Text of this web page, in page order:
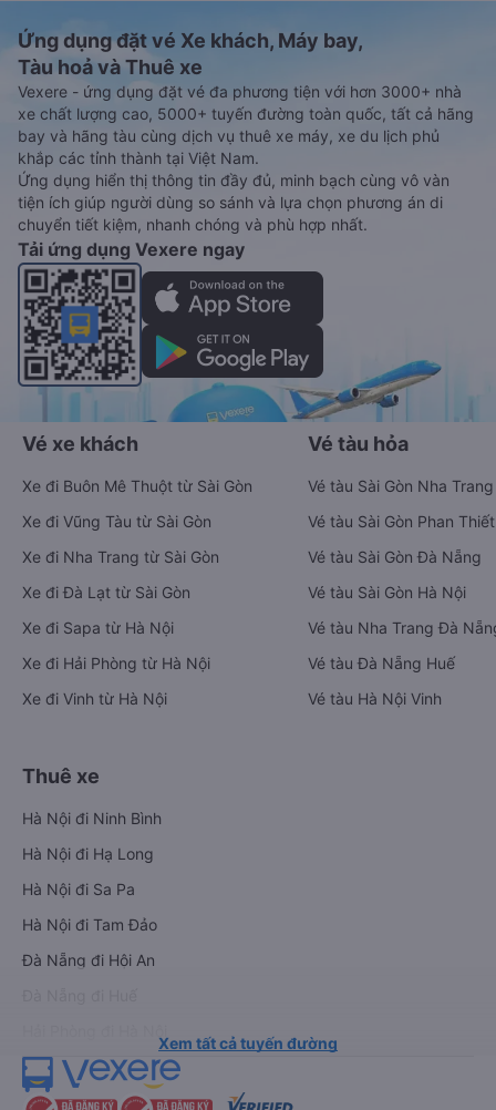
Ứng dụng đặt vé Xe khách, Máy bay,
Tàu hoả và Thuê xe
Vexere - ứng dụng đặt vé đa phương tiện với hơn 3000+ nhà
xe chất lượng cao, 5000+ tuyến đường toàn quốc, tất cả hãng
bay và hãng tàu cùng dịch vụ thuê xe máy, xe du lịch phủ
khắp các tỉnh thành tại Việt Nam.
Ứng dụng hiển thị thông tin đầy đủ, minh bạch cùng vô vàn
tiện ích giúp người dùng so sánh và lựa chọn phương án di
chuyển tiết kiệm, nhanh chóng và phù hợp nhất.
Tải ứng dụng Vexere ngay
Vé xe khách
Xe đi Buôn Mê Thuột từ Sài Gòn
Xe đi Vũng Tàu từ Sài Gòn
Xe đi Nha Trang từ Sài Gòn
Xe đi Đà Lạt từ Sài Gòn
Xe đi Sapa từ Hà Nội
Xe đi Hải Phòng từ Hà Nội
Xe đi Vinh từ Hà Nội
Vé tàu hỏa
Vé tàu Sài Gòn Nha Trang
Vé tàu Sài Gòn Phan Thiết
Vé tàu Sài Gòn Đà Nẵng
Vé tàu Sài Gòn Hà Nội
Vé tàu Nha Trang Đà
Vé tàu Đà Nẵng Huế
Vé tàu Hà Nội Vinh
Thuê xe
Hà Nội đi Ninh Bình
Hà Nội đi Hạ Long
Hà Nội đi Sa Pa
Hà Nội đi Tam Đảo
Đà Nẵng đi Hội An
Xem tất cả tuyến đường